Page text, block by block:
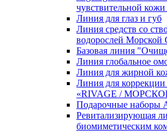
чувcтвительной
Линия для глаз и губ
Линия средств со
водорослей Морской
Базовая линия
Линия глобальное
Линия для жирной
Линия для
«RIVAGE /
Подарочные наборы
Ревитализирующая
биомиметическим